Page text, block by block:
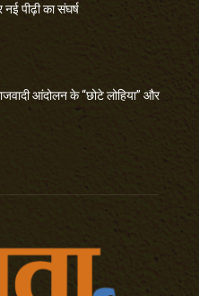
पीढ़ी का संघर्ष
आंदोलन के “छोटे लोहिया” और